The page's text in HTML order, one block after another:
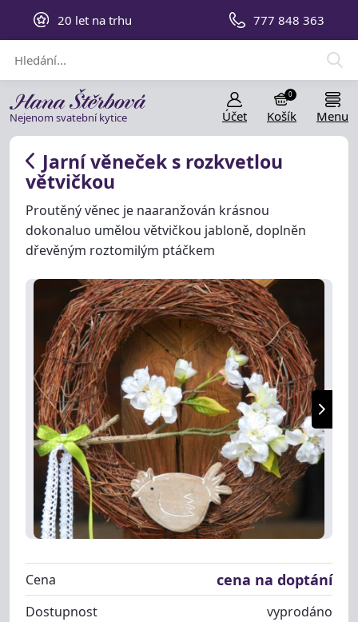
20 let na trhu 777 848 363
Nejenom svatební kytice Účet Košík
0
Menu
Jarní věneček s rozkvetlou
větvičkou
Proutěný věnec je naaranžován krásnou
dokonaluo umělou větvičkou jabloně, doplněn
dřevěným roztomilým ptáčkem
Cena cena na doptání
Dostupnost
vyprodáno